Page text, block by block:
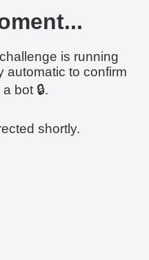
is running
automatic to confirm
bot 🔒.
shortly.